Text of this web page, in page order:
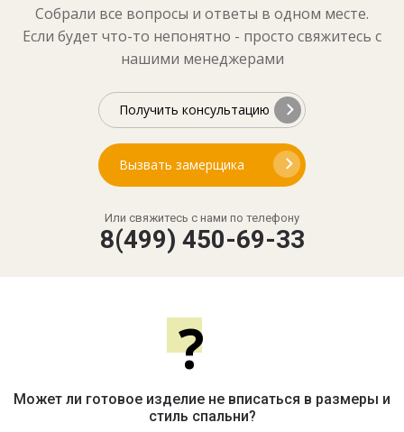
Собрали все вопросы и ответы в одном месте.
Если будет что-то непонятно - просто свяжитесь с
нашими менеджерами
Получить консультацию
Вызвать замерщика
Или свяжитесь с нами по телефону
8(499) 450-69-33
?
Может ли готовое изделие не вписаться в размеры и
стиль спальни?